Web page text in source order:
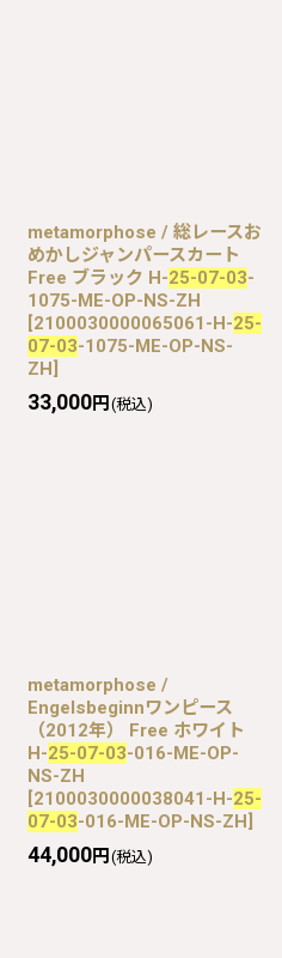
metamorphose / 総レースお
めかしジャンパースカート
Free ブラック H-25-07-03-
1075-ME-OP-NS-ZH
[2100030000065061-H-25-
07-03-1075-ME-OP-NS-
ZH]
33,000円 (税込)
metamorphose /
Engelsbeginnワンピース
（2012年） Free ホワイト
H-25-07-03-016-ME-OP-
NS-ZH
[2100030000038041-H-25-
07-03-016-ME-OP-NS-ZH]
44,000円 (税込)